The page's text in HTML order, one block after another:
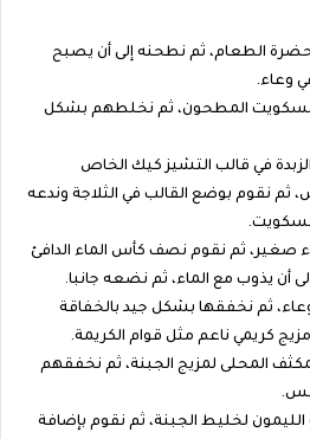
الطعام، ثم نطحنه إلى أن يصبح
وعاء.
للبسكويت المطحون، ثم نخلطهم بشكل
في قالب التشيز كيك الخاص
نقوم بوضع القالب في الثلاجة وندعه
صغير، ثم نقوم نصف كأس الماء الدافئ
أن يذوب مع الماء، ثم نضعه جانبا.
ثم نخفقها بشكل جيد بالخفاقة
كريمي ناعم مثل قوام الكريمة.
المحلى لمزيج الجبنة، ثم نخفقهم
الليمون لخليط الجبنة، ثم نقوم بإضافة